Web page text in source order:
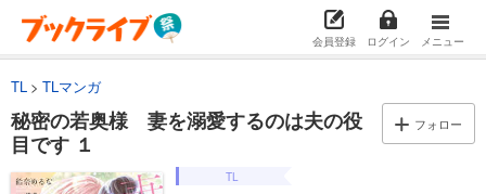
会員登録 ログイン メニュー
TL TLマンガ
秘密の若奥様 妻を溺愛するのは夫の役
目です １
フォロー
TL